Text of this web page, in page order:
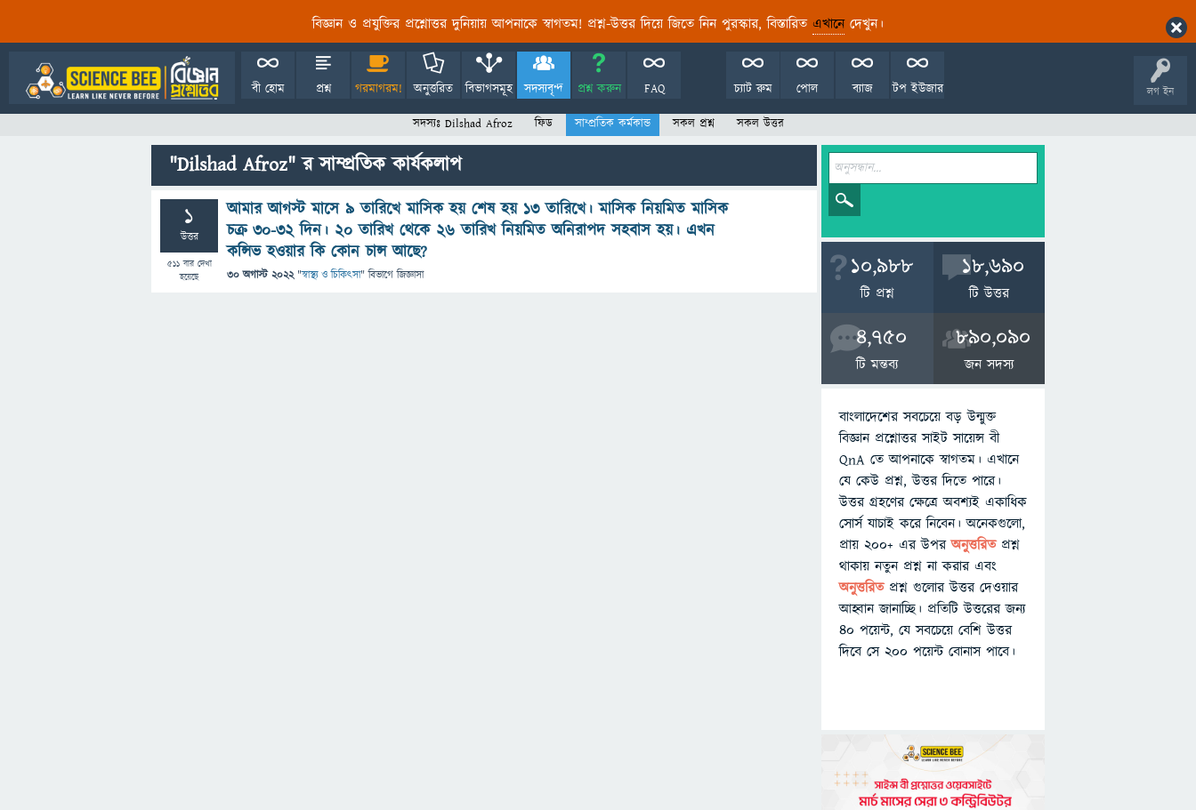
বিজ্ঞান ও প্রযুক্তির প্রশ্নোত্তর দুনিয়ায় আপনাকে স্বাগতম! প্রশ্ন-উত্তর দিয়ে জিতে নিন পুরস্কার, বিস্তারিত এখানেদেখুন।
লগ ইন
বী হোম প্রশ্ন গরমাগরম! অনুত্তরিত বিভাগসমূহ সদস্যবৃন্দ প্রশ্ন করুন FAQ টপ ইউজার
ব্যাজ
পোল
চ্যাট রুম
সদস্যঃ Dilshad Afroz ফিড সাম্প্রতিক কর্মকান্ড সকল প্রশ্ন সকল উত্তর
"Dilshad Afroz" র সাম্প্রতিক কার্যকলাপ
1
উত্তর
511বার দেখা
হয়েছে
আমার আগস্ট মাসে ৯ তারিখে মাসিক হয় শেষ হয় ১৩ তারিখে। মাসিক নিয়মিত মাসিক
চক্র ৩০-৩২ দিন। ২০ তারিখ থেকে ২৬ তারিখ নিয়মিত অনিরাপদ সহবাস হয়। এখন
কন্সিভ হওয়ার কি কোন চান্স আছে?
30 অগাস্ট 2022 "স্বাস্থ্য ও চিকিৎসা" বিভাগে জিজ্ঞাসা 10,988
টি প্রশ্ন
18,690
টি উত্তর
4,750
টি মন্তব্য
890,090
জন সদস্য
বাংলাদেশের সবচেয়ে বড় উন্মুক্ত
বিজ্ঞান প্রশ্নোত্তর সাইট সায়েন্স বী
QnA তে আপনাকে স্বাগতম। এখানে
যে কেউ প্রশ্ন, উত্তর দিতে পারে।
উত্তর গ্রহণের ক্ষেত্রে অবশ্যই একাধিক
সোর্স যাচাই করে নিবেন। অনেকগুলো,
প্রায় ২০০+ এর উপরঅনুত্তরিতপ্রশ্ন
থাকায় নতুন প্রশ্ন না করার এবং
অনুত্তরিত প্রশ্ন গুলোর উত্তর দেওয়ার
আহ্বান জানাচ্ছি। প্রতিটি উত্তরের জন্য
৪০ পয়েন্ট, যে সবচেয়ে বেশি উত্তর
দিবে সে ২০০ পয়েন্ট বোনাস পাবে।